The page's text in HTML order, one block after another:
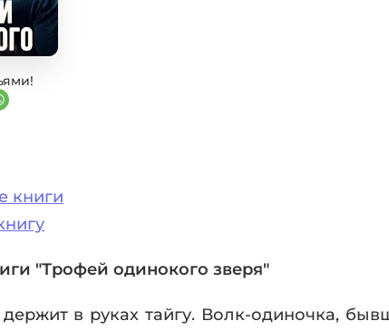
книги
"Трофей одинокого зверя"
в руках тайгу. Волк-одиночка,